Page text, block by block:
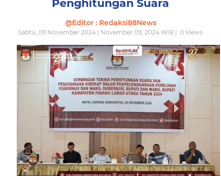
Penghitungan Suara
@Editor : Redaksi88News
Sabtu, 09 November 2024 | November 09, 2024 WIB | 0 Views